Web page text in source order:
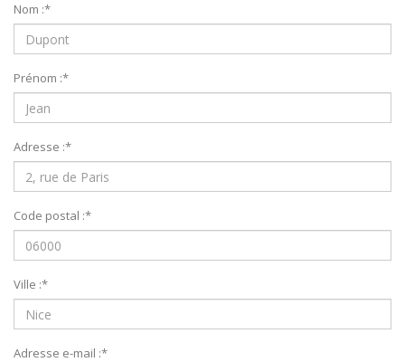
Nom :*
Prénom :*
Adresse :*
Code postal :*
Ville :*
Adresse e-mail :*